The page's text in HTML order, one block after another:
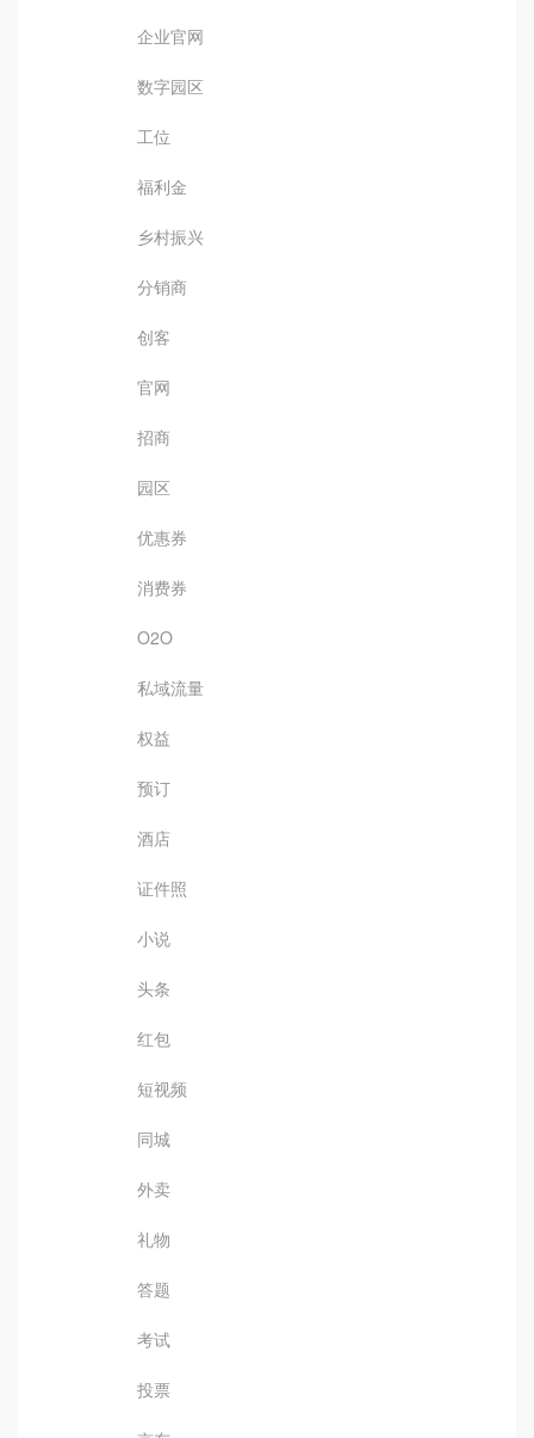
企业官网
数字园区
工位
福利金
乡村振兴
分销商
创客
官网
招商
园区
优惠券
消费券
O2O
私域流量
权益
预订
酒店
证件照
小说
头条
红包
短视频
同城
外卖
礼物
答题
考试
投票